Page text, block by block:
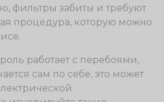
фильтры забиты и требуют
процедура, которую можно
работает с перебоями,
сам по себе, это может